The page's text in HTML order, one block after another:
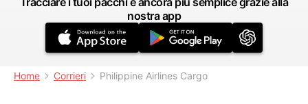
nostra app
Home Corrieri Philippine Airlines Cargo